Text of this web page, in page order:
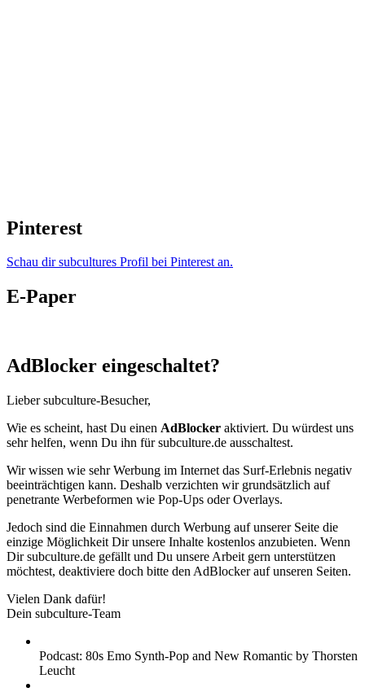
Pinterest
Schau dir subcultures Profil bei Pinterest an.
E-Paper
AdBlocker eingeschaltet?
Lieber subculture-Besucher,
Wie es scheint, hast Du einen AdBlocker aktiviert. Du würdest uns
sehr helfen, wenn Du ihn für subculture.de ausschaltest.
Wir wissen wie sehr Werbung im Internet das Surf-Erlebnis negativ
beeinträchtigen kann. Deshalb verzichten wir grundsätzlich auf
penetrante Werbeformen wie Pop-Ups oder Overlays.
Jedoch sind die Einnahmen durch Werbung auf unserer Seite die
einzige Möglichkeit Dir unsere Inhalte kostenlos anzubieten. Wenn
Dir subculture.de gefällt und Du unsere Arbeit gern unterstützen
möchtest, deaktiviere doch bitte den AdBlocker auf unseren Seiten.
Vielen Dank dafür!
Dein subculture-Team
Podcast: 80s Emo Synth-Pop and New Romantic by Thorsten
Leucht